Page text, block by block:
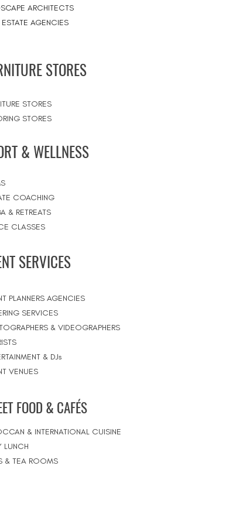
ARCHITECTS
ESTATE AGENCIES
STORES
STORES
STORES
& WELLNESS
COACHING
& RETREATS
CLASSES
SERVICES
PLANNERS AGENCIES
SERVICES
& VIDEOGRAPHERS
& DJs
VENUES
FOOD & CAFÉS
& INTERNATIONAL CUISINE
LUNCH
& TEA ROOMS